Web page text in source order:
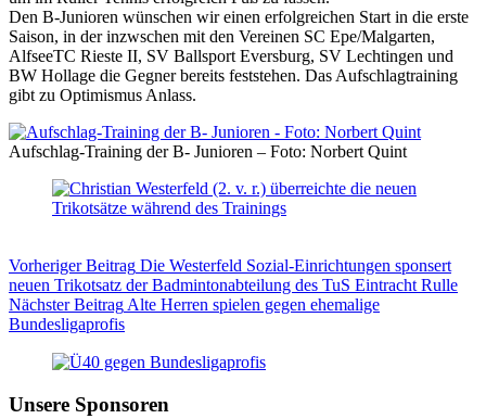
Den B-Junioren wünschen wir einen erfolgreichen Start in die erste
Saison, in der inzwschen mit den Vereinen SC Epe/Malgarten,
AlfseeTC Rieste II, SV Ballsport Eversburg, SV Lechtingen und
BW Hollage die Gegner bereits feststehen. Das Aufschlagtraining
gibt zu Optimismus Anlass.
Aufschlag-Training der B- Junioren – Foto: Norbert Quint
VorherigerBeitrag Die Westerfeld Sozial-Einrichtungen sponsert
neuen Trikotsatz der Badmintonabteilung des TuS Eintracht Rulle
NächsterBeitrag Alte Herren spielen gegen ehemalige
Bundesligaprofis
Unsere Sponsoren